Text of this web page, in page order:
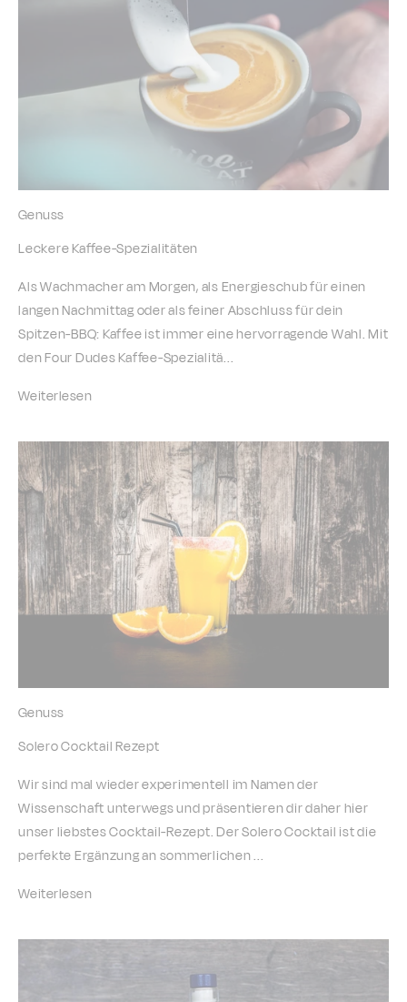
Genuss
Leckere Kaffee-Spezialitäten
Als Wachmacher am Morgen, als Energieschub für einen
langen Nachmittag oder als feiner Abschluss für dein
Spitzen-BBQ: Kaffee ist immer eine hervorragende Wahl. Mit
den Four Dudes Kaffee-Spezialitä...
Weiterlesen
Genuss
Solero Cocktail Rezept
Wir sind mal wieder experimentell im Namen der
Wissenschaft unterwegs und präsentieren dir daher hier
unser liebstes Cocktail-Rezept. Der Solero Cocktail ist die
perfekte Ergänzung an sommerlichen ...
Weiterlesen